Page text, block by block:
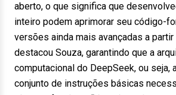
aberto, o que significa que
inteiro podem aprimorar seu código-
versões ainda mais avançadas a
destacou Souza, garantindo que a
computacional do DeepSeek, ou seja,
conjunto de instruções básicas